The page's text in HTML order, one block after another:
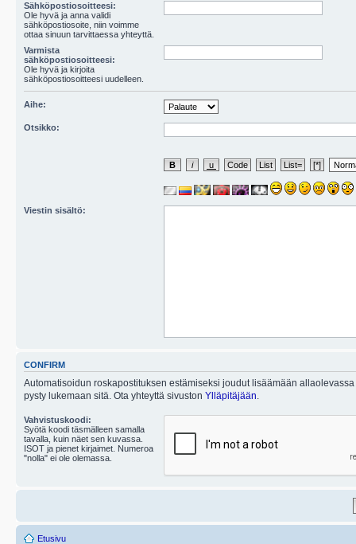
Sähköpostiosoitteesi:
Ole hyvä ja anna validi
sähköpostiosoite, niin voimme
ottaa sinuun tarvittaessa yhteyttä.
Varmista
sähköpostiosoitteesi:
Ole hyvä ja kirjoita
sähköpostiosoitteesi uudelleen.
Aihe:
Otsikko:
Viestin sisältö:
CONFIRM
Automatisoidun roskapostituksen estämiseksi joudut lisäämään
pysty lukemaan sitä. Ota yhteyttä sivuston Ylläpitäjään
Vahvistuskoodi:
Syötä koodi täsmälleen samalla
tavalla, kuin näet sen kuvassa.
ISOT ja pienet kirjaimet. Numeroa
"nolla" ei ole olemassa.
Etusivu